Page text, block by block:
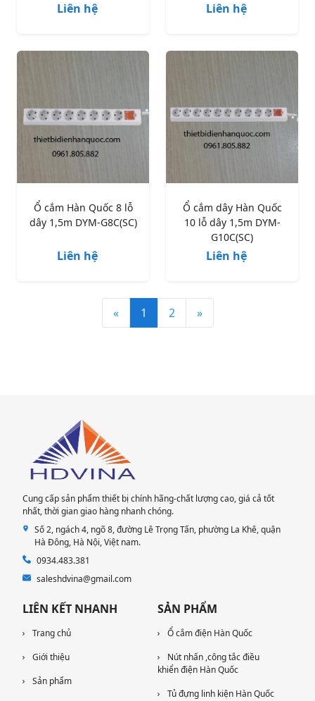
Liên hệ Liên hệ
Ổ cắm Hàn Quốc 8 lỗ
dây 1,5m DYM-G8C(SC)
Liên hệ
Ổ cắm dây Hàn Quốc
10 lỗ dây 1,5m DYM-
G10C(SC)
Liên hệ
« 1 2 »
Cung cấp sản phẩm thiết bị chính hãng-chất lượng cao, giá cả tốt
nhất, thời gian giao hàng nhanh chóng.
Số 2, ngách 4, ngõ 8, đường Lê Trọng Tấn, phường La Khê, quận
Hà Đông, Hà Nội​, Việt nam.
0934.483.381
saleshdvina@gmail.com
LIÊN KẾT NHANH
Trang chủ
Giới thiệu
Sản phẩm
SẢN PHẨM
Ổ cắm điện Hàn Quốc
Nút nhấn ,công tắc điều
khiển điện Hàn Quốc
Tủ đựng linh kiện Hàn Quốc